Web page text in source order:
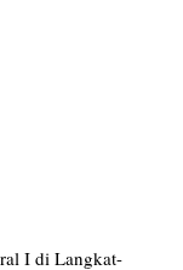
I di Langkat-